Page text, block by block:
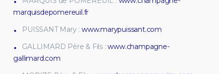
marquisdepomereuil.fr
PUISSANT Mary :www.marypuissant.com
GALLIMARD Père & Fils :www.champagne-
gallimard.com